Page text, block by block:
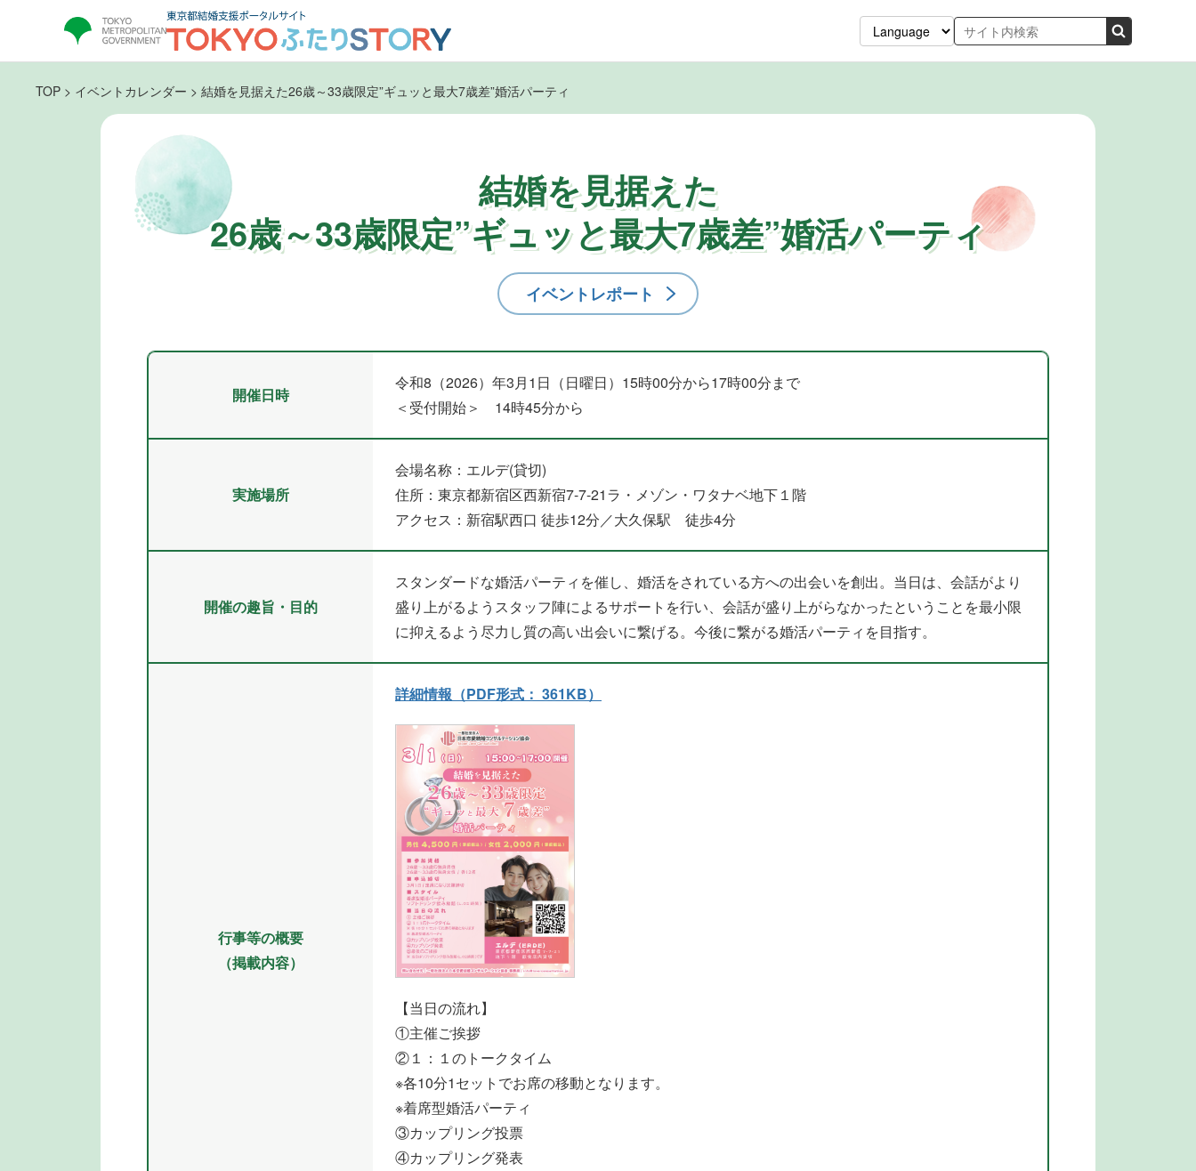
TOP > イベントカレンダー > 結婚を見据えた26歳～33歳限定”ギュッと最大7歳差”婚活パーティ
結婚を見据えた
26歳～33歳限定”ギュッと最大7歳差”婚活パーティ
イベントレポート
開催日時
令和8（2026）年3月1日（日曜日）15時00分から17時00分まで
＜受付開始＞ 14時45分から
実施場所
会場名称：エルデ(貸切)
住所：東京都新宿区西新宿7-7-21ラ・メゾン・ワタナベ地下１階
アクセス：新宿駅西口 徒歩12分／大久保駅 徒歩4分
開催の趣旨・目的
スタンダードな婚活パーティを催し、婚活をされている方への出会いを創出。当日は、会話がより
盛り上がるようスタッフ陣によるサポートを行い、会話が盛り上がらなかったということを最小限
に抑えるよう尽力し質の高い出会いに繋げる。今後に繋がる婚活パーティを目指す。
行事等の概要
（掲載内容）
詳細情報（PDF形式： 361KB）
【当日の流れ】
①主催ご挨拶
②１：１のトークタイム
※各10分1セットでお席の移動となります。
※着席型婚活パーティ
③カップリング投票
④カップリング発表